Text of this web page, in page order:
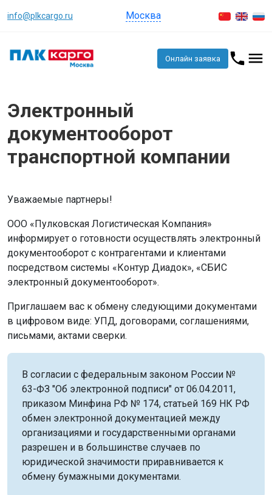
info@plkcargo.ru Москва
Онлайн заявка
Электронный
документооборот
транспортной компании
Уважаемые партнеры!
ООО «Пулковская Логистическая Компания»
информирует о готовности осуществлять электронный
документооборот с контрагентами и клиентами
посредством системы «Контур Диадок», «СБИС
электронный документооборот».
Приглашаем вас к обмену следующими документами
в цифровом виде: УПД, договорами, соглашениями,
письмами, актами сверки.
В согласии с федеральным законом России №
63-ФЗ "Об электронной подписи" от 06.04.2011,
приказом Минфина РФ № 174, статьей 169 НК РФ
обмен электронной документацией между
организациями и государственными органами
разрешен и в большинстве случаев по
юридической значимости приравнивается к
обмену бумажными документами.